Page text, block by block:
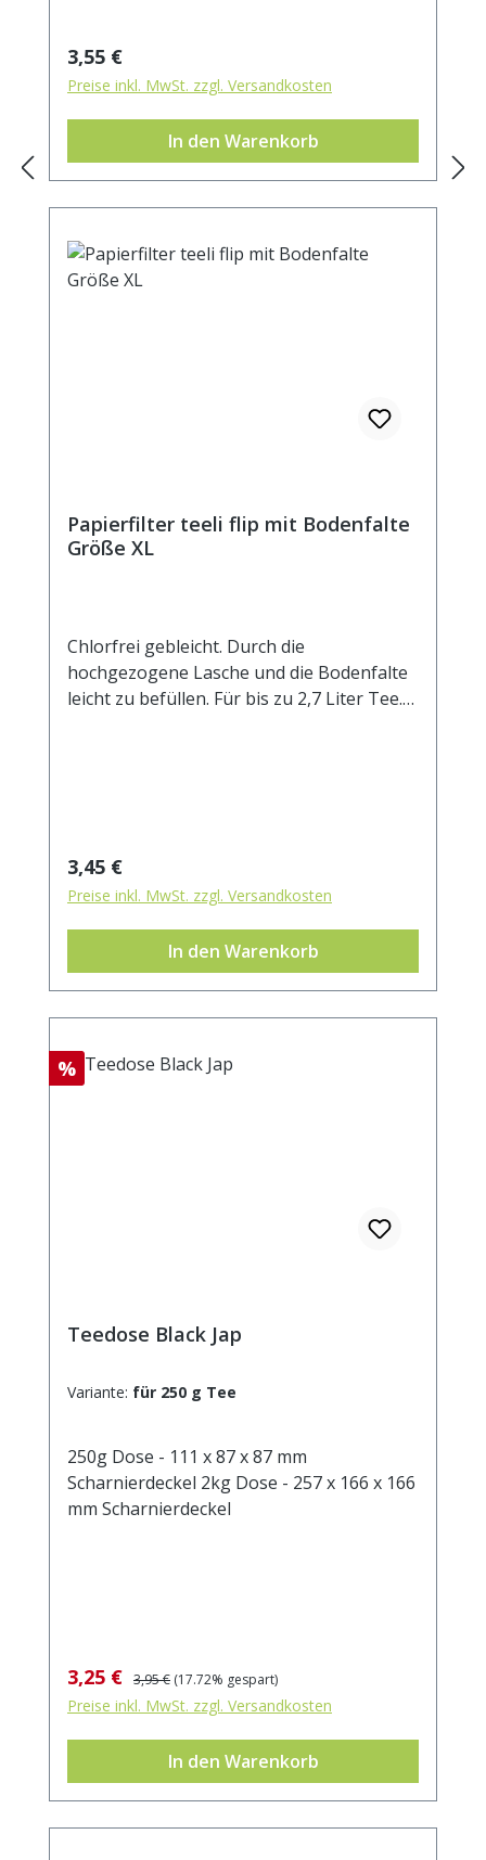
Regulärer Preis:
3,55 €
Preise inkl. MwSt. zzgl. Versandkosten
In den Warenkorb
Papierfilter teeli flip mit Bodenfalte
Größe XL
Chlorfrei gebleicht. Durch die
hochgezogene Lasche und die Bodenfalte
leicht zu befüllen. Für bis zu 2,7 Liter Tee.
Regulärer Preis:
3,45 €
Preise inkl. MwSt. zzgl. Versandkosten
In den Warenkorb
Rabatt
%
Teedose Black Jap
Variante: für 250 g Tee
250g Dose - 111 x 87 x 87 mm
Scharnierdeckel 2kg Dose - 257 x 166 x 166
mm Scharnierdeckel
Verkaufspreis:
3,25 € Regulärer Preis:
3,95 € (17.72% gespart)
Preise inkl. MwSt. zzgl. Versandkosten
In den Warenkorb